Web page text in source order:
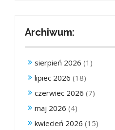
Archiwum:
sierpień 2026 (1)
lipiec 2026 (18)
czerwiec 2026 (7)
maj 2026 (4)
kwiecień 2026 (15)